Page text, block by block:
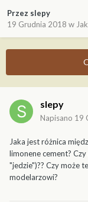
Przez slepy
19 Grudnia 2018 w
slepy
Napisano 19
Jaka jest różnica
limonene cement?
"jedzie")?? Czy może
modelarzowi?